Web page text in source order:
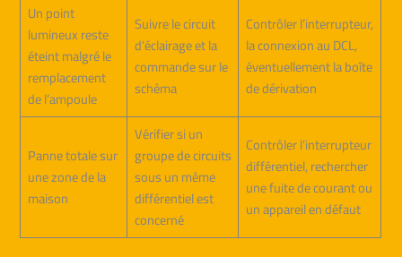
Un point
lumineux reste
éteint malgré le
remplacement
de l’ampoule
Suivre le circuit
d’éclairage et la
commande sur le
schéma
Contrôler l’interrupteur,
la connexion au DCL,
éventuellement la boîte
de dérivation
Panne totale sur
une zone de la
maison
Vérifier si un
groupe de circuits
sous un même
différentiel est
concerné
Contrôler l’interrupteur
différentiel, rechercher
une fuite de courant ou
un appareil en défaut